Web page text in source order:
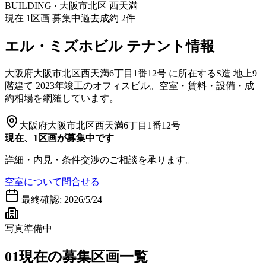
BUILDING · 大阪市北区 西天満
現在 1 区画 募集中過去成約 2件
エル・ミズホビル テナント情報
大阪府大阪市北区西天満6丁目1番12号 に所在するS造 地上9
階建て 2023年竣工のオフィスビル。空室・賃料・設備・成
約相場を網羅しています。
大阪府大阪市北区西天満6丁目1番12号
現在、1区画が募集中です
詳細・内見・条件交渉のご相談を承ります。
空室について問合せる
最終確認: 2026/5/24
写真準備中
01現在の募集区画一覧